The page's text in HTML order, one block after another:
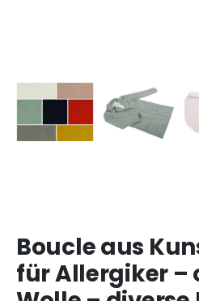
Boucle aus
für Allergiker –